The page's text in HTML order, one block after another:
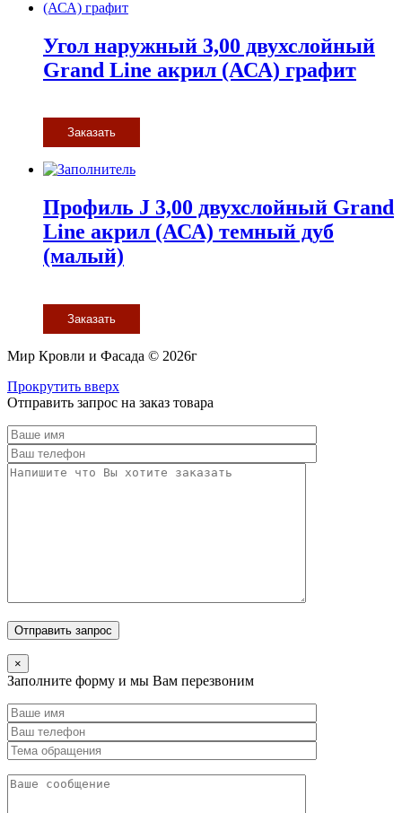
Угол наружный 3,00 двухслойный
Grand Line акрил (АСА) графит
Заказать
Профиль J 3,00 двухслойный Grand
Line акрил (АСА) темный дуб
(малый)
Заказать
Мир Кровли и Фасада © 2026г
Прокрутить вверх
Отправить запрос на заказ товара
×
Заполните форму и мы Вам перезвоним